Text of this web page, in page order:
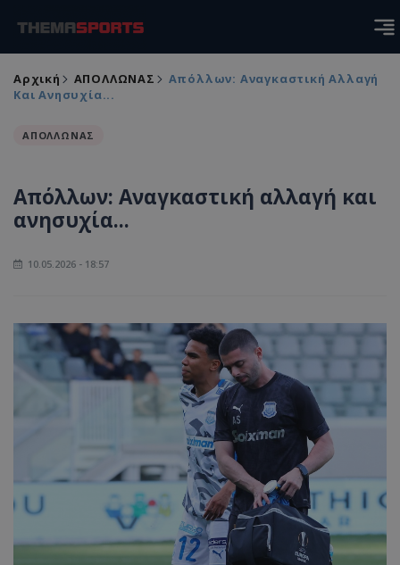
Αρχική ΑΠΟΛΛΩΝΑΣ
Απόλλων: Αναγκαστική Αλλαγή
Και Ανησυχία...
ΑΠΟΛΛΩΝΑΣ
Απόλλων: Αναγκαστική αλλαγή και
ανησυχία...
10.05.2026 - 18:57